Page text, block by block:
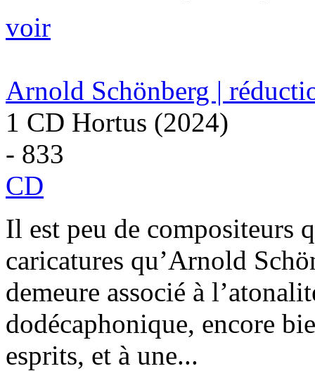
voir
Arnold Schönberg |
1 CD Hortus (2024)
- 833
CD
Il est peu de compositeurs
caricatures qu’Arnold
demeure associé à
dodécaphonique, encore
esprits, et à une...